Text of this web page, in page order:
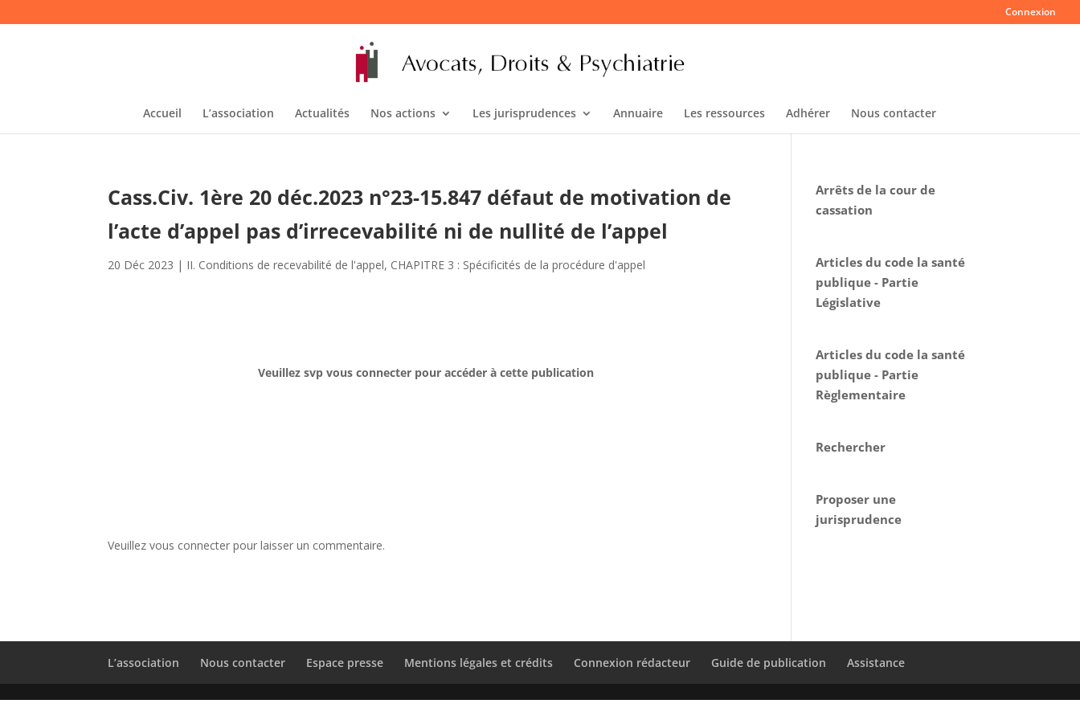
Connexion
Accueil L’association Actualités Nos actions Les jurisprudences Annuaire Les ressources Adhérer Nous contacter
Cass.Civ. 1ère 20 déc.2023 n°23-15.847 défaut de motivation de
l’acte d’appel pas d’irrecevabilité ni de nullité de l’appel
20 Déc 2023 | II. Conditions de recevabilité de l'appel, CHAPITRE 3 : Spécificités de la procédure d'appel
Veuillez svp vous connecter pour accéder à cette publication
Veuillez vous connecter pour laisser un commentaire.
Arrêts de la cour de
cassation
Articles du code la santé
publique - Partie
Législative
Articles du code la santé
publique - Partie
Règlementaire
Rechercher
Proposer une
jurisprudence
L’association Nous contacter Espace presse Mentions légales et crédits Connexion rédacteur Guide de publication Assistance